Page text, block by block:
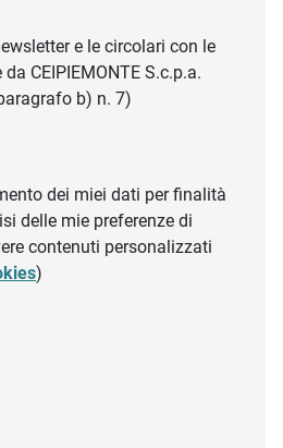
e le circolari con le
CEIPIEMONTE S.c.p.a.
b) n. 7)
dei miei dati per finalità
delle mie preferenze di
contenuti personalizzati
)